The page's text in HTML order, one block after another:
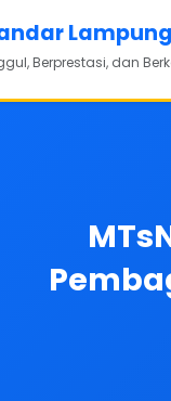
Lampung
Berprestasi, dan